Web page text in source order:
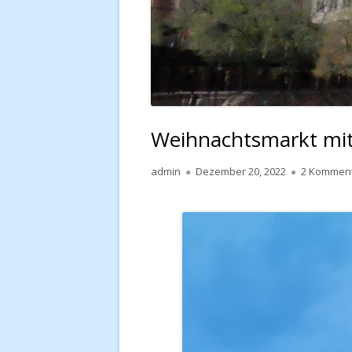
Weihnachtsmarkt
Autor
admin
Veröffentlicht
Dezember 20, 2022 2